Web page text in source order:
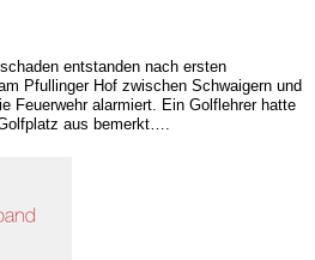
entstanden nach ersten
Pfullinger Hof zwischen Schwaigern und
Feuerwehr alarmiert. Ein Golflehrer hatte
aus bemerkt….